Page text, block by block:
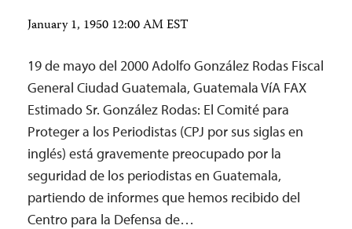
January 1, 1950 12:00 AM EST
19 de mayo del 2000 Adolfo González Rodas Fiscal
General Ciudad Guatemala, Guatemala VíA FAX
Estimado Sr. González Rodas: El Comité para
Proteger a los Periodistas (CPJ por sus siglas en
inglés) está gravemente preocupado por la
seguridad de los periodistas en Guatemala,
partiendo de informes que hemos recibido del
Centro para la Defensa de…